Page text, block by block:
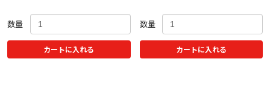
数量
カートに入れる
数量
カートに入れる